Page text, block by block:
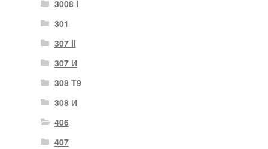
3008 I
301
307 II
307 И
308 T9
308 И
406
407